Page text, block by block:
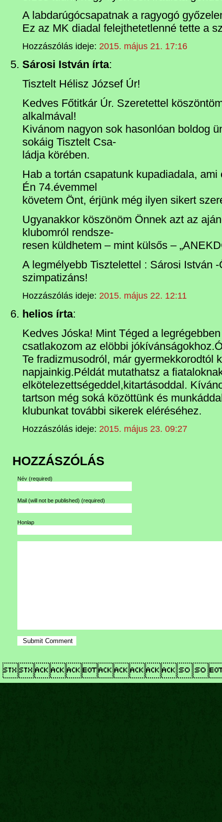
A labdarúgócsapatnak a ragyogó
Ez az MK diadal felejthetetlenné tette a
Hozzászólás ideje: 2015. május 21. 17:16
Sárosi István írta:
Tisztelt Hélisz József Úr!
Kedves Főtitkár Úr. Szeretettel
alkalmával!
Kivánom nagyon sok hasonlóan boldog
sokáig Tisztelt Csa-
ládja körében.
Hab a tortán csapatunk kupadiadala,
Én 74.évemmel
követem Önt, érjünk még ilyen sikert
Ugyanakkor köszönöm Önnek azt az
klubomról rendsze-
resen küldhetem – mint külsős –
A legmélyebb Tisztelettel : Sárosi István
szimpatizáns!
Hozzászólás ideje: 2015. május 22. 12:11
helios írta:
Kedves Jóska! Mint Téged a
csatlakozom az elöbbi
Te fradizmusodról, már gyermekkorodtól
napjainkig.Példát mutathatsz a
elkötelezettségeddel,kitartásoddal.
tartson még soká közöttünk és
klubunkat további sikerek eléréséhez.
Hozzászólás ideje: 2015. május 23. 09:27
HOZZÁSZÓLÁS
Név (required)
Mail (will not be published) (required)
Honlap